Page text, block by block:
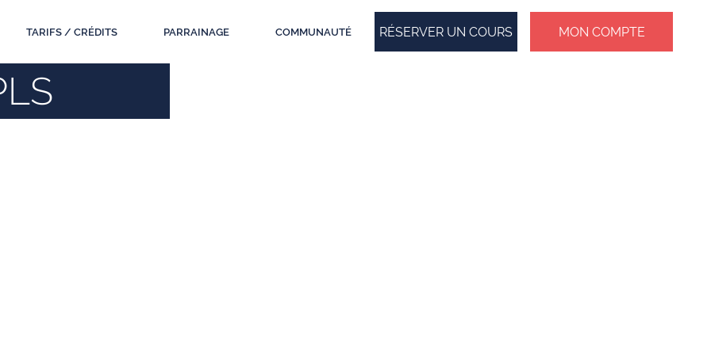
RÉSERVER UN COURS MON COMPTE
TARIFS / CRÉDITS PARRAINAGE COMMUNAUTÉ